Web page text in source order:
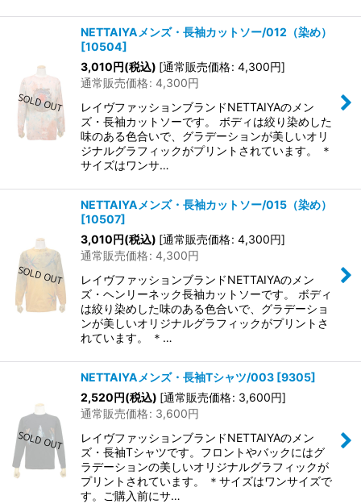
NETTAIYAメンズ・長袖カットソー/012（染め）
[10504]
3,010 円(税込) [通常販売価格: 4,300円]
通常販売価格: 4,300円
レイヴファッションブランドNETTAIYAのメン
ズ・長袖カットソーです。 ボディは絞り染めした
味のある色合いで、グラデーションが美しいオリ
ジナルグラフィックがプリントされています。 ＊
サイズはワンサ…
NETTAIYAメンズ・長袖カットソー/015（染め）
[10507]
3,010 円(税込) [通常販売価格: 4,300円]
通常販売価格: 4,300円
レイヴファッションブランドNETTAIYAのメン
ズ・ヘンリーネック長袖カットソーです。 ボディ
は絞り染めした味のある色合いで、グラデーショ
ンが美しいオリジナルグラフィックがプリントさ
れています。 ＊…
NETTAIYAメンズ・長袖Tシャツ/003 [9305]
2,520 円(税込) [通常販売価格: 3,600円]
通常販売価格: 3,600円
レイヴファッションブランドNETTAIYAのメン
ズ・長袖Tシャツです。フロントやバックにはグ
ラデーションの美しいオリジナルグラフィックが
プリントされています。 ＊サイズはワンサイズで
す。ご購入前にサ…